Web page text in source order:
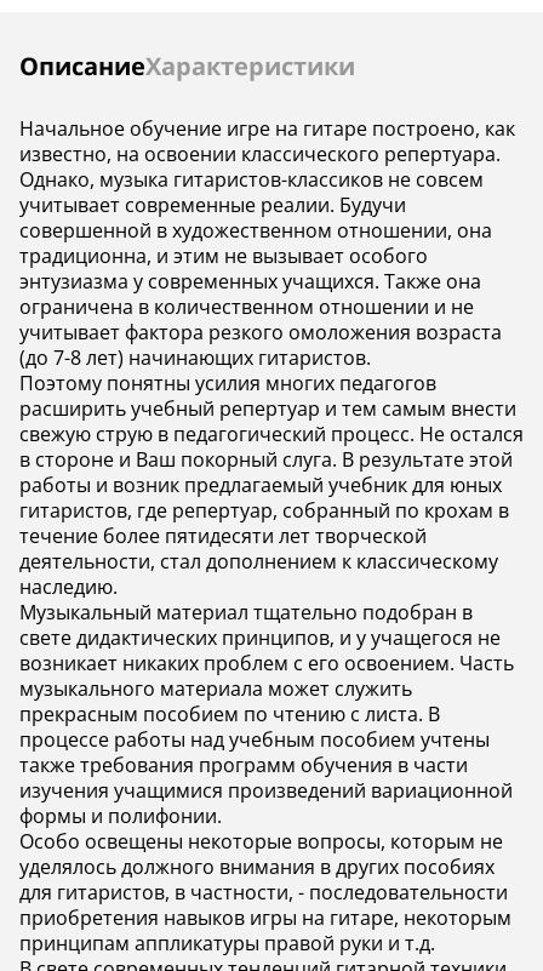
ОписаниеХарактеристики
Инструкции
Начальное обучение игре на гитаре построено, как
известно, на освоении классического репертуара.
Однако, музыка гитаристов-классиков не совсем
учитывает современные реалии. Будучи
совершенной в художественном отношении, она
традиционна, и этим не вызывает особого
энтузиазма у современных учащихся. Также она
ограничена в количественном отношении и не
учитывает фактора резкого омоложения возраста
(до 7-8 лет) начинающих гитаристов.
Поэтому понятны усилия многих педагогов
расширить учебный репертуар и тем самым внести
свежую струю в педагогический процесс. Не остался
в стороне и Ваш покорный слуга. В результате этой
работы и возник предлагаемый учебник для юных
гитаристов, где репертуар, собранный по крохам в
течение более пятидесяти лет творческой
деятельности, стал дополнением к классическому
наследию.
Музыкальный материал тщательно подобран в
свете дидактических принципов‚ и у учащегося не
возникает никаких проблем с его освоением. Часть
музыкального материала может служить
прекрасным пособием по чтению с листа. В
процессе работы над учебным пособием учтены
также требования программ обучения в части
изучения учащимися произведений вариационной
формы и полифонии.
Особо освещены некоторые вопросы, которым не
уделялось должного внимания в других пособиях
для гитаристов, в частности, - последовательности
приобретения навыков игры на гитаре, некоторым
принципам аппликатуры правой руки и т.д.